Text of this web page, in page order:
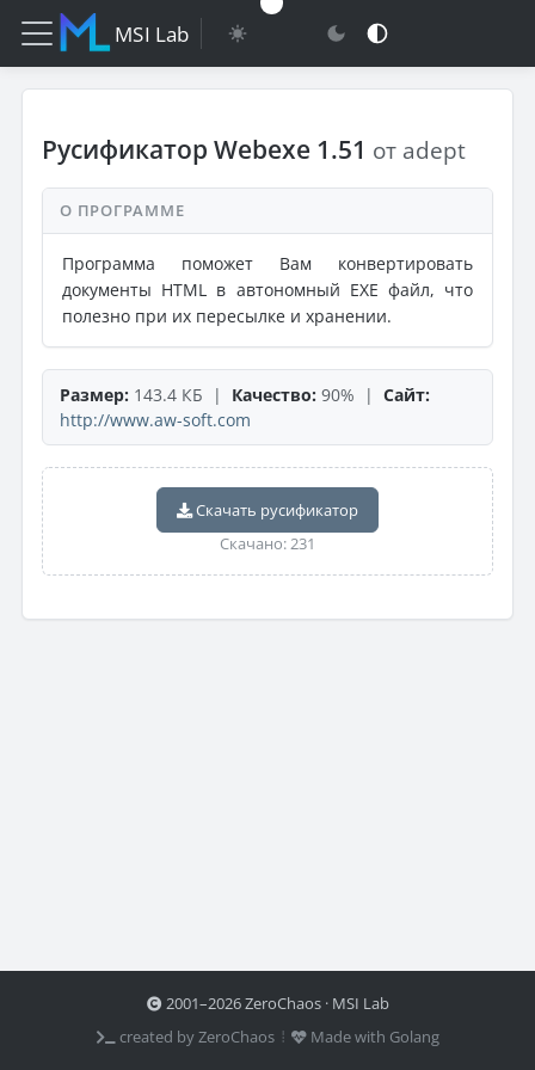
MSI Lab
Русификатор Webexe 1.51 от adept
О ПРОГРАММЕ
Программа поможет Вам конвертировать
документы HTML в автономный EXE файл, что
полезно при их пересылке и хранении.
Размер: 143.4 КБ | Качество: 90% | Сайт:
http://www.aw-soft.com
Скачать русификатор
Скачано: 231
2001–2026 ZeroChaos · MSI Lab
created by ZeroChaos ⦙
Made with Golang